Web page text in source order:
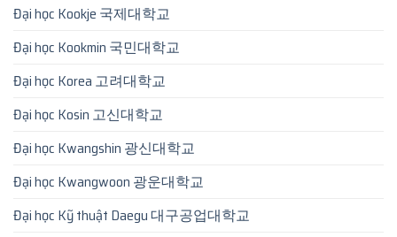
Đại học Kookje 국제대학교
Đại học Kookmin 국민대학교
Đại học Korea 고려대학교
Đại học Kosin 고신대학교
Đại học Kwangshin 광신대학교
Đại học Kwangwoon 광운대학교
Đại học Kỹ thuật Daegu 대구공업대학교